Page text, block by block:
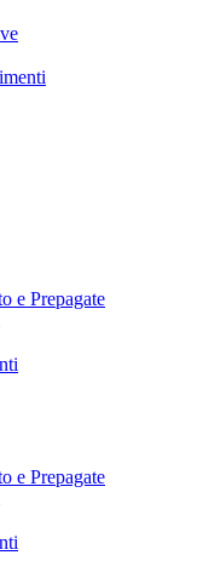
e Prepagate
e Prepagate